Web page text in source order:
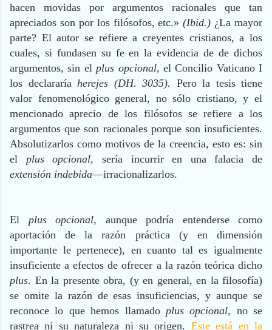
hacen movidas por argumentos racionales que tan
apreciados son por los filósofos, etc.»(Ibid.) ¿La mayor
parte? El autor se refiere a creyentes cristianos, a los
cuales, si fundasen su fe en la evidencia de de dichos
argumentos, sin el plus opcional, el Concilio Vaticano I
los declararía herejes (DH. 3035). Pero la tesis tiene
valor fenomenológico general, no sólo cristiano, y el
mencionado aprecio de los filósofos se refiere a los
argumentos que son racionales porque son insuficientes.
Absolutizarlos como motivos de la creencia, esto es: sin
el plus opcional, sería incurrir en una falacia de
extensión indebida—irracionalizarlos.
El plus opcional, aunque podría entenderse como
aportación de la razón práctica (y en dimensión
importante le pertenece), en cuanto tal es igualmente
insuficiente a efectos de ofrecer a la razón teórica dicho
plus. En la presente obra, (y en general, en la filosofía)
se omite la razón de esas insuficiencias, y aunque se
reconoce lo que hemos llamado plus opcional, no se
rastrea ni su naturaleza ni su origen. Este está en la